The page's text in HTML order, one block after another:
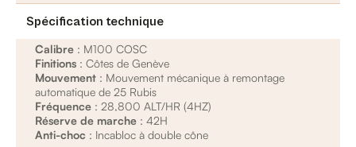
Spécification technique
Calibre : M100 COSC
Finitions : Côtes de Genève
Mouvement : Mouvement mécanique à remontage
automatique de 25 Rubis
Fréquence : 28,800 ALT/HR (4HZ)
Réserve de marche : 42H
Anti-choc : Incabloc à double cône